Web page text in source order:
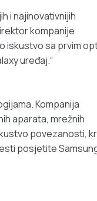
i najinovativnijih
kompanije
iskustvo sa prvim
uređaj.“
Kompanija
aparata, mrežnih
povezanosti,
posjetite